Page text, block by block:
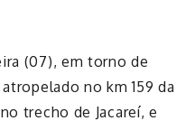
(07), em torno de
no km 159 da
trecho de Jacareí, e